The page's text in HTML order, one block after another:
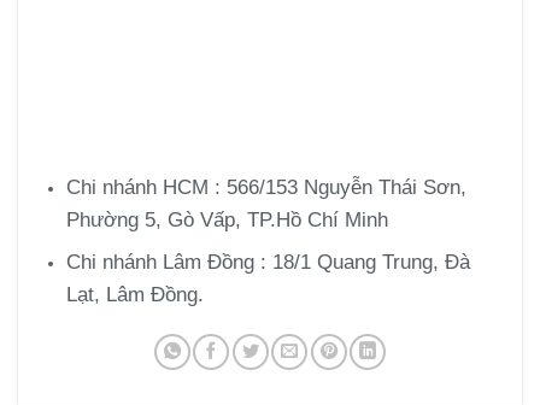
Chi nhánh HCM : 566/153 Nguyễn Thái Sơn,
Phường 5, Gò Vấp, TP.Hồ Chí Minh
Chi nhánh Lâm Đồng : 18/1 Quang Trung, Đà
Lạt, Lâm Đồng.